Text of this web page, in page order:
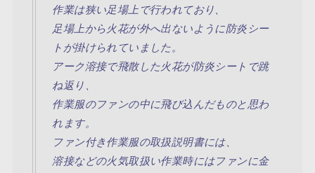
作業は狭い足場上で行われており、
足場上から火花が外へ出ないように防炎シー
トが掛けられていました。
アーク溶接で飛散した火花が防炎シートで跳
ね返り、
作業服のファンの中に飛び込んだものと思わ
れます。
ファン付き作業服の取扱説明書には、
溶接などの火気取扱い作業時にはファンに金